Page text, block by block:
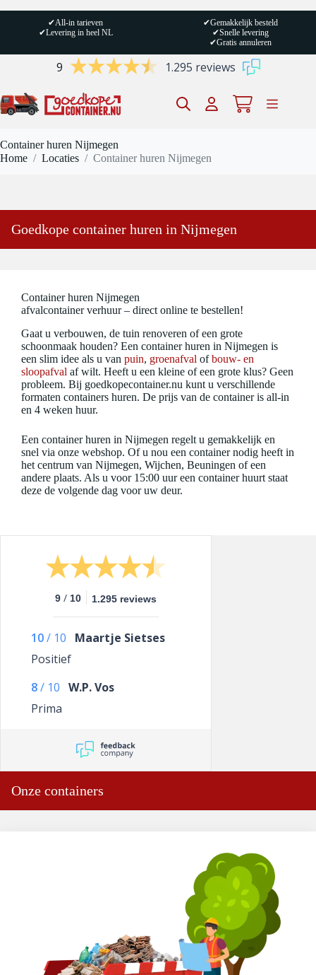
✔All-in tarieven
✔Levering in heel NL
✔Gemakkelijk besteld
✔Snelle levering
✔Gratis annuleren
9 1.295 reviews
Winkelwagen
Container huren Nijmegen
Home / Locaties / Container huren Nijmegen
Goedkope container huren in Nijmegen
Container huren Nijmegen
afvalcontainer verhuur – direct online te bestellen!
Gaat u verbouwen, de tuin renoveren of een grote
schoonmaak houden? Een container huren in Nijmegen is
een slim idee als u van puin, groenafval ofbouw- en
sloopafval af wilt. Heeft u een kleine of een grote klus? Geen
probleem. Bij goedkopecontainer.nu kunt u verschillende
formaten containers huren. De prijs van de container is all-in
en 4 weken huur.
Een container huren in Nijmegen regelt u gemakkelijk en
snel via onze webshop. Of u nou een container nodig heeft in
het centrum van Nijmegen, Wijchen, Beuningen of een
andere plaats. Als u voor 15:00 uur een container huurt staat
deze de volgende dag voor uw deur.
9 / 10 1.295 reviews
10/ 10
Maartje Sietses
Positief
8/ 10 W.P. Vos
Prima
Onze containers